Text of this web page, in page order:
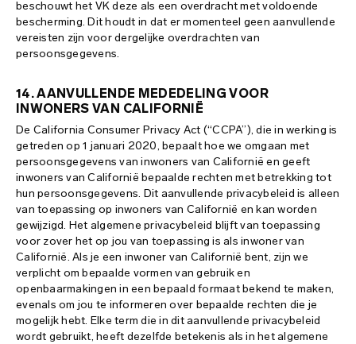
beschouwt het VK deze als een overdracht met voldoende
bescherming. Dit houdt in dat er momenteel geen aanvullende
vereisten zijn voor dergelijke overdrachten van
persoonsgegevens.
14. AANVULLENDE MEDEDELING VOOR
INWONERS VAN CALIFORNIË
De California Consumer Privacy Act (“CCPA”), die in werking is
getreden op 1 januari 2020, bepaalt hoe we omgaan met
persoonsgegevens van inwoners van Californië en geeft
inwoners van Californië bepaalde rechten met betrekking tot
hun persoonsgegevens. Dit aanvullende privacybeleid is alleen
van toepassing op inwoners van Californië en kan worden
gewijzigd. Het algemene privacybeleid blijft van toepassing
voor zover het op jou van toepassing is als inwoner van
Californië. Als je een inwoner van Californië bent, zijn we
verplicht om bepaalde vormen van gebruik en
openbaarmakingen in een bepaald formaat bekend te maken,
evenals om jou te informeren over bepaalde rechten die je
mogelijk hebt. Elke term die in dit aanvullende privacybeleid
wordt gebruikt, heeft dezelfde betekenis als in het algemene